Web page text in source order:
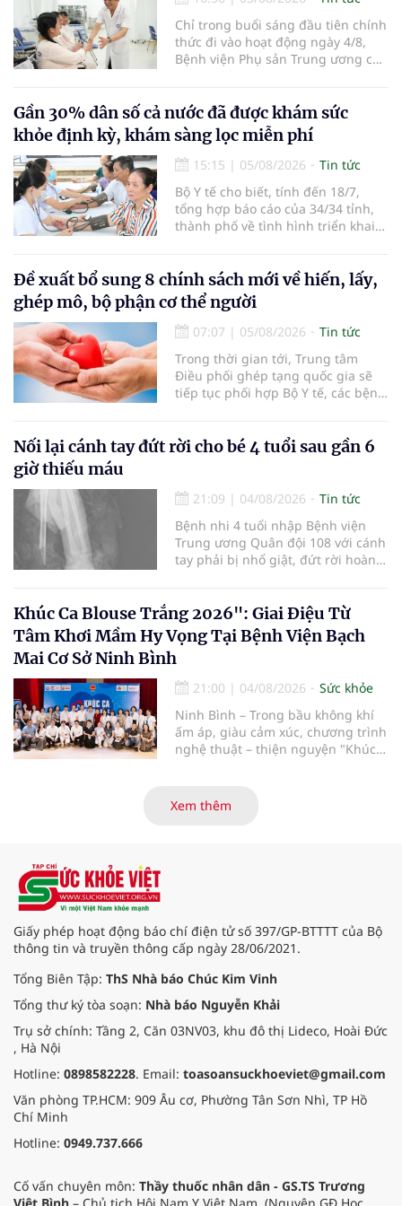
Chỉ trong buổi sáng đầu tiên chính
thức đi vào hoạt động ngày 4/8,
Bệnh viện Phụ sản Trung ương cơ
em bé đầu tiên chào đời.
Gần 30% dân số cả nước đã được khám sức
khỏe định kỳ, khám sàng lọc miễn phí
15:15 | 05/08/2026
Tin tức
Bộ Y tế cho biết, tính đến 18/7,
tổng hợp báo cáo của 34/34 tỉnh,
thành phố về tình hình triển khai
nhận 32.286.360 người, chiếm gần
30% dân số cả nước đã được khám
sức khỏe định kỳ năm nay.
Đề xuất bổ sung 8 chính sách mới về hiến, lấy,
ghép mô, bộ phận cơ thể người
07:07 | 05/08/2026
Tin tức
Trong thời gian tới, Trung tâm
Điều phối ghép tạng quốc gia sẽ
tiếp tục phối hợp Bộ Y tế, các bệnh
cường truyền thông, hoàn thiện
quy trình chuyên môn và hệ thống
hiến và ghép mô tạng.
Nối lại cánh tay đứt rời cho bé 4 tuổi sau gần 6
giờ thiếu máu
21:09 | 04/08/2026
Tin tức
Bệnh nhi 4 tuổi nhập Bệnh viện
Trung ương Quân đội 108 với cánh
tay phải bị nhổ giật, đứt rời hoàn
thương nặng và thời gian thiếu
máu kéo dài, các bác sĩ đã tái lập
tuần hoàn thành công sau ca vi
phẫu kéo dài 3 giờ.
Khúc Ca Blouse Trắng 2026": Giai Điệu Từ
Tâm Khơi Mầm Hy Vọng Tại Bệnh Viện Bạch
Mai Cơ Sở Ninh Bình
21:00 | 04/08/2026
Sức khỏe
Ninh Bình – Trong bầu không khí
ấm áp, giàu cảm xúc, chương trình
nghệ thuật – thiện nguyện "Khúc
điểm dừng chân đầu tiên tại Bệnh
viện Bạch Mai cơ sở Ninh Bình.
Xem thêm
Giấy phép hoạt động báo chí điện tử số 397/GP-BTTTT của Bộ
thông tin và truyền thông cấp ngày 28/06/2021.
Tổng Biên Tập: ThS Nhà báo Chúc Kim Vinh
Tổng thư ký tòa soạn: Nhà báo Nguyễn Khải
Trụ sở chính: Tầng 2, Căn 03NV03, khu đô thị Lideco, Hoài Đức
, Hà Nội
Hotline: 0898582228. Email: toasoansuckhoeviet@gmail.com
Văn phòng TP.HCM: 909 Âu cơ, Phường Tân Sơn Nhì, TP Hồ
Chí Minh
Hotline: 0949.737.666
Cố vấn chuyên môn: Thầy thuốc nhân dân - GS.TS Trương